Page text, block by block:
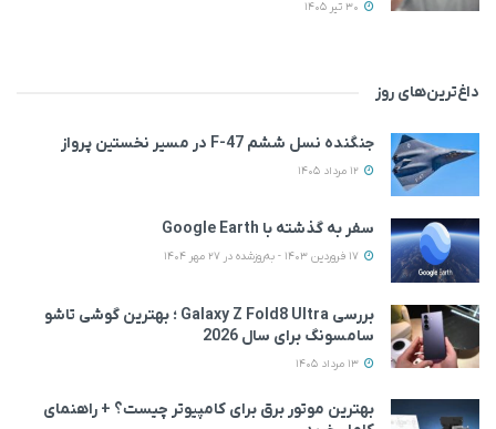
داغ‌ترین‌های روز
جنگنده نسل ششم F-47 در مسیر نخستین پرواز
سفر به گذشته با Google Earth
بررسی Galaxy Z Fold8 Ultra ؛ بهترین گوشی تاشو
سامسونگ برای سال 2026
بهترین موتور برق برای کامپیوتر چیست؟ + راهنمای